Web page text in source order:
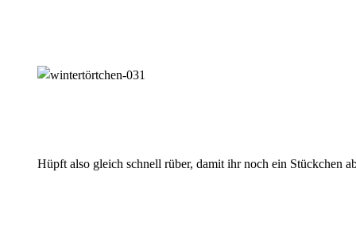
Hüpft also gleich schnell rüber, damit ihr noch ein Stückchen